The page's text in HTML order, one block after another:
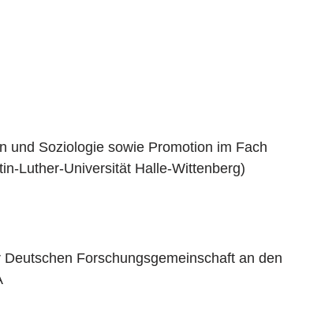
und Soziologie sowie Promotion im Fach
Luther-Universität Halle-Wittenberg)
Forschungsgemeinschaft an den